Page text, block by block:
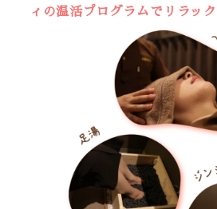
ィの温活プログラムでリラッ